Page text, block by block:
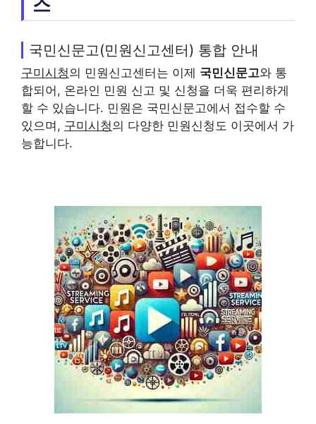
스
국민신문고(민원신고센터) 통합 안내
구미시청의 민원신고센터는 이제 국민신문고와 통
합되어, 온라인 민원 신고 및 신청을 더욱 편리하게
할 수 있습니다. 민원은 국민신문고에서 접수할 수
있으며, 구미시청의 다양한 민원신청도 이곳에서 가
능합니다.